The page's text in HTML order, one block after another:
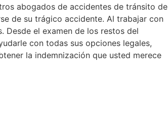
abogados de accidentes de tránsito de
de su trágico accidente. Al trabajar con
Desde el examen de los restos del
con todas sus opciones legales,
la indemnización que usted merece